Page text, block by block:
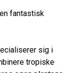
fantastisk
sig i
tropiske